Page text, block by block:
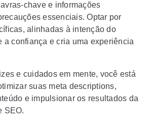
chave e informações
essenciais. Optar por
alinhadas à intenção do
a confiança e cria uma experiência
e cuidados em mente, você está
suas meta descriptions,
e impulsionar os resultados da
SEO.